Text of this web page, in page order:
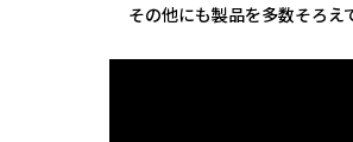
その他にも製品を多数そろ